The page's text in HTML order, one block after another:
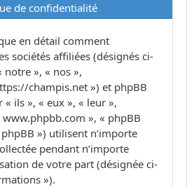
de confidentialité
en détail comment
sociétés affiliées (désignés ci-
notre », « nos »,
champis.net ») et phpBB
ils », « eux », « leur »,
», « phpBB
») utilisent n’importe
pendant n’importe
de votre part (désignée ci-
»).